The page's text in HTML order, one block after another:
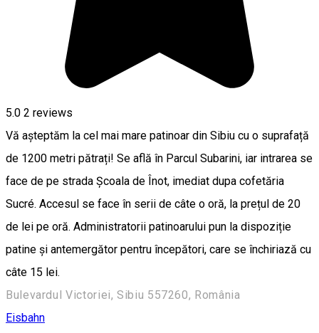
5.0 2 reviews
Vă așteptăm la cel mai mare patinoar din Sibiu cu o suprafață
de 1200 metri pătrați! Se află în Parcul Subarini, iar intrarea se
face de pe strada Școala de Înot, imediat dupa cofetăria
Sucré. Accesul se face în serii de câte o oră, la prețul de 20
de lei pe oră. Administratorii patinoarului pun la dispoziție
patine și antemergător pentru începători, care se închiriază cu
câte 15 lei.
Bulevardul Victoriei, Sibiu 557260, România
Eisbahn